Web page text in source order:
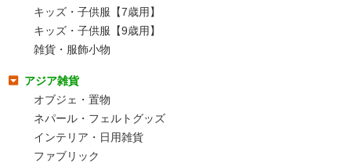
キッズ・子供服【7歳用】
キッズ・子供服【9歳用】
雑貨・服飾小物
アジア雑貨
オブジェ・置物
ネパール・フェルトグッズ
インテリア・日用雑貨
ファブリック